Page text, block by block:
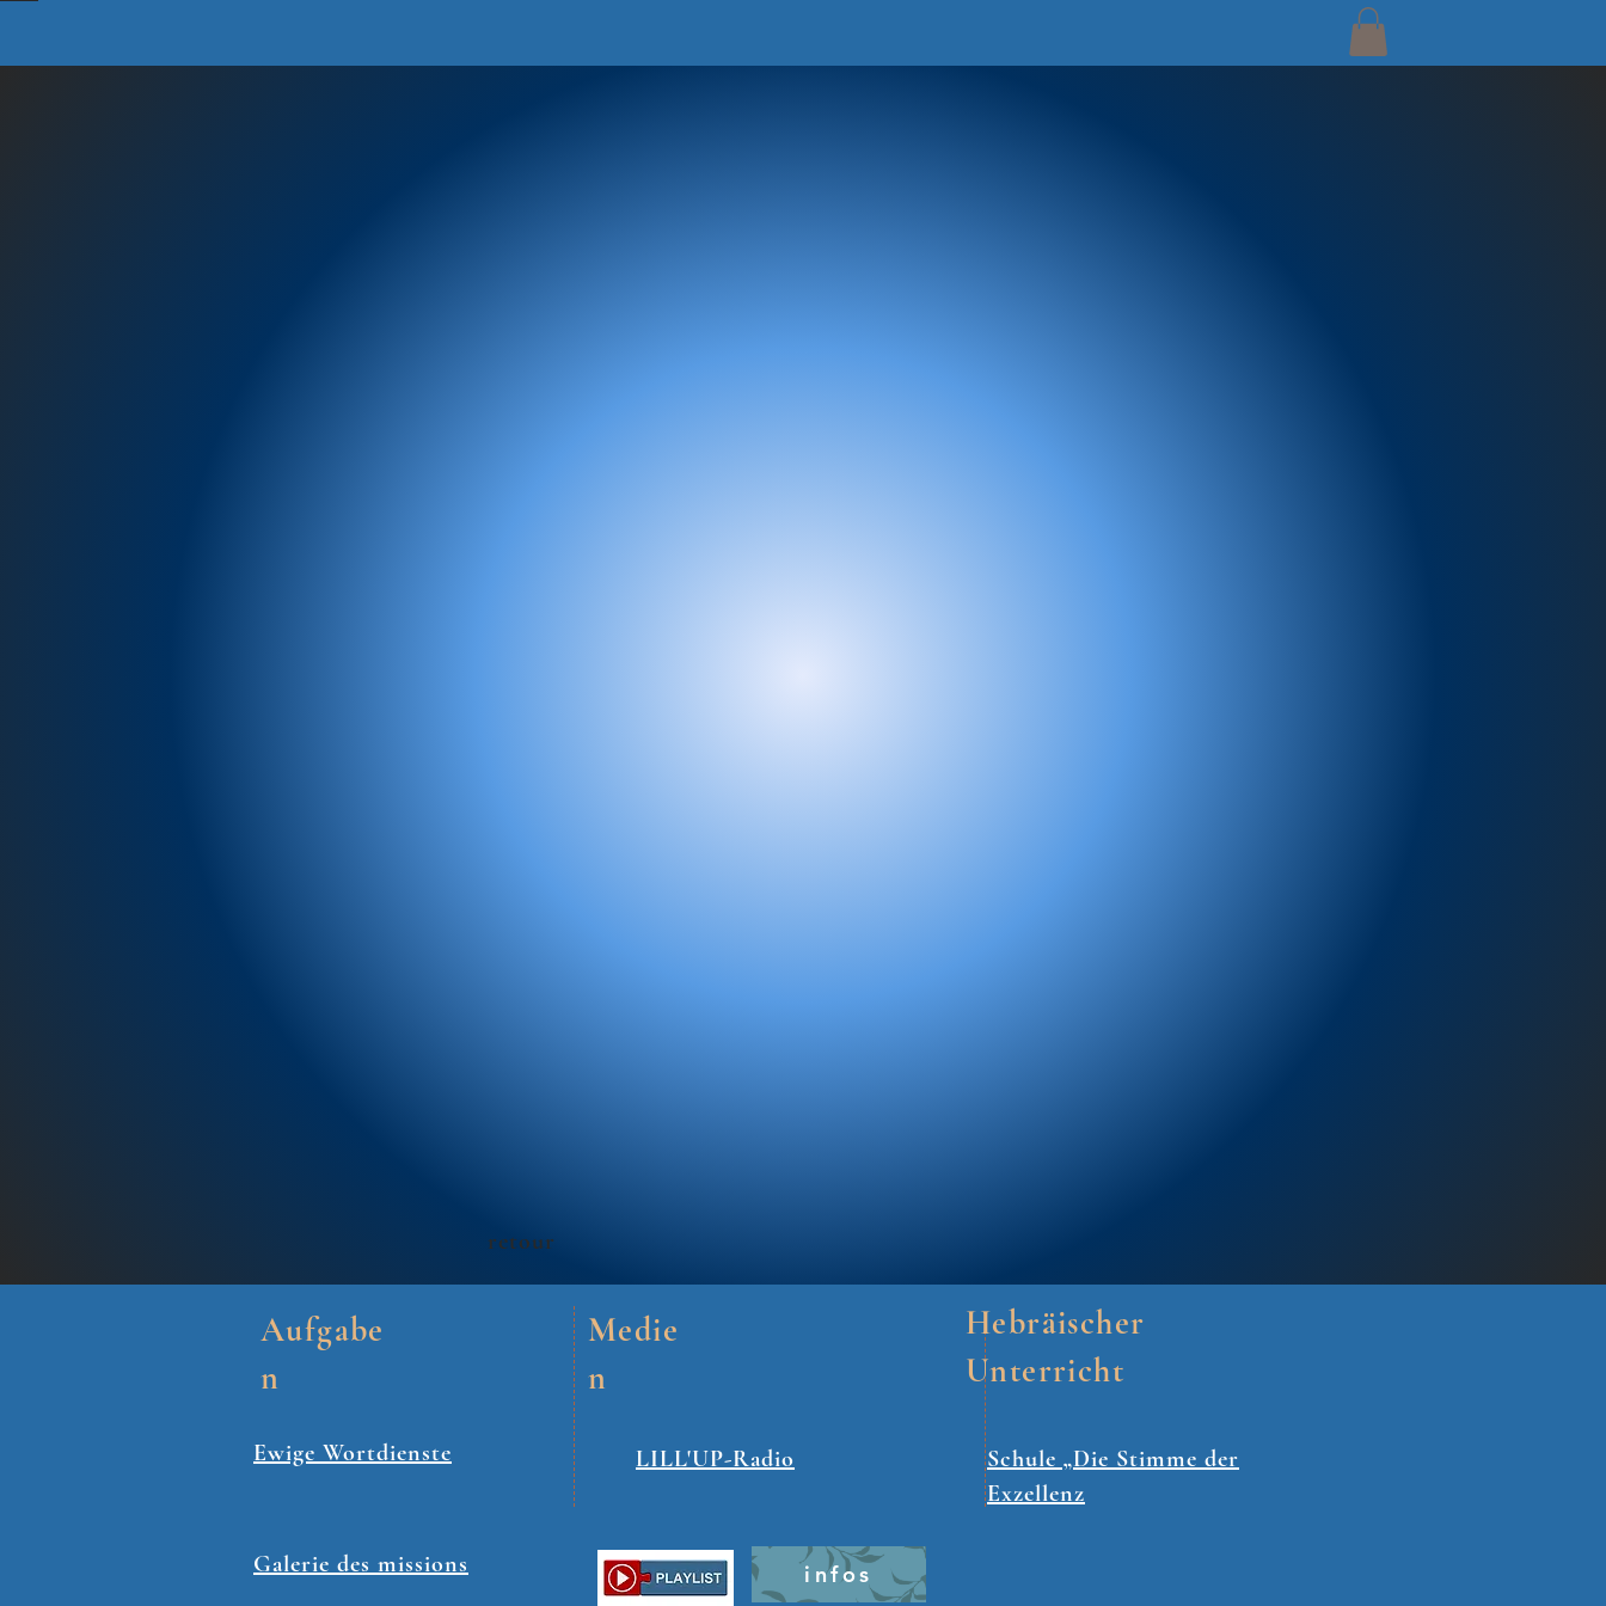
retour
Aufgabe
n
Ewige Wortdienste
Galerie des missions
Medie
n
LILL'UP-Radio
infos
Hebräischer
Unterricht
Schule „Die Stimme der
Exzellenz